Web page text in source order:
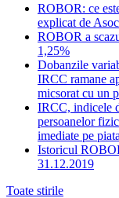
ROBOR: ce
explicat de
ROBOR a
1,25%
Dobanzile
IRCC ramane
micsorat cu un
IRCC, indicele
persoanelor
imediate pe
Istoricul
31.12.2019
Toate stirile